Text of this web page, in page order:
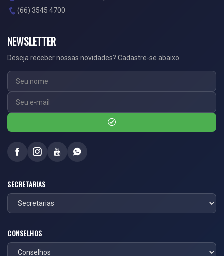
(66) 3545 4700
NEWSLETTER
Deseja receber nossas novidades? Cadastre-se abaixo.
SECRETARIAS
CONSELHOS